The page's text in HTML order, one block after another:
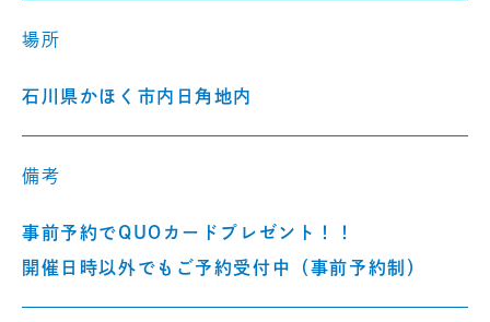
場所
石川県かほく市内日角地内
備考
事前予約でQUOカードプレゼント！！
開催日時以外でもご予約受付中（事前予約制）